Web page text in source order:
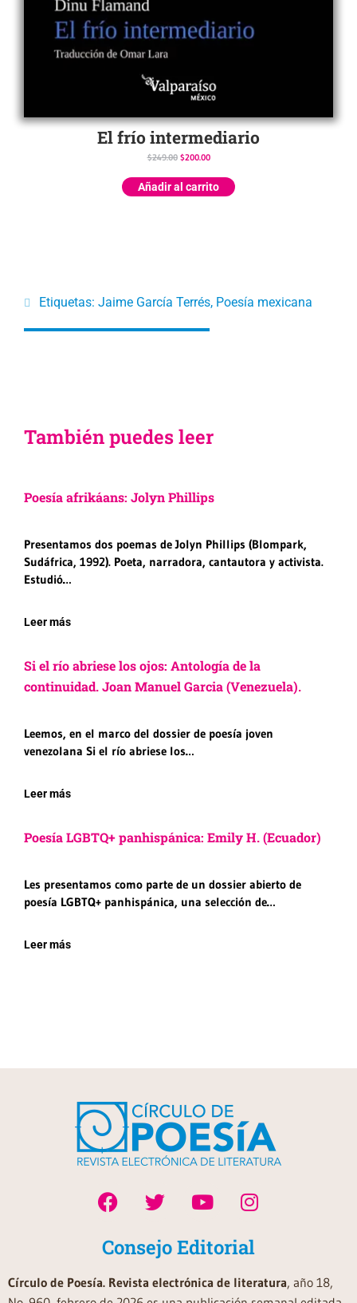
El frío intermediario
$249.00 $200.00
Añadir al carrito
Etiquetas: Jaime García Terrés, Poesía mexicana
También puedes leer
Poesía afrikáans: Jolyn Phillips
Presentamos dos poemas de Jolyn Phillips (Blompark,
Sudáfrica, 1992). Poeta, narradora, cantautora y activista.
Estudió…
Leer más
Si el río abriese los ojos: Antología de la
continuidad. Joan Manuel Garcia (Venezuela).
Leemos, en el marco del dossier de poesía joven
venezolana Si el río abriese los…
Leer más
Poesía LGBTQ+ panhispánica: Emily H. (Ecuador)
Les presentamos como parte de un dossier abierto de
poesía LGBTQ+ panhispánica, una selección de…
Leer más
Consejo Editorial
Círculo de Poesía. Revista electrónica de literatura, año 18,